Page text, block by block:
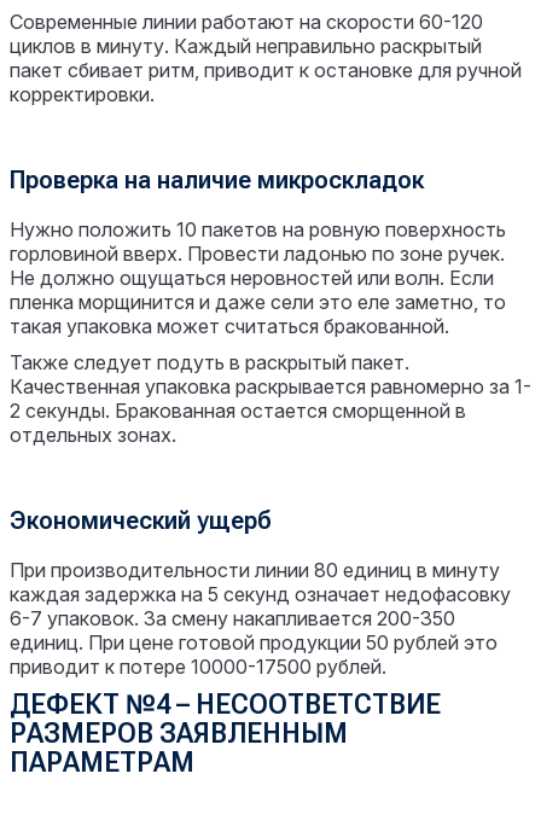
Современные линии работают на скорости 60-120
циклов в минуту. Каждый неправильно раскрытый
пакет сбивает ритм, приводит к остановке для ручной
корректировки.
Проверка на наличие микроскладок
Нужно положить 10 пакетов на ровную поверхность
горловиной вверх. Провести ладонью по зоне ручек.
Не должно ощущаться неровностей или волн. Если
пленка морщинится и даже сели это еле заметно, то
такая упаковка может считаться бракованной.
Также следует подуть в раскрытый пакет.
Качественная упаковка раскрывается равномерно за 1-
2 секунды. Бракованная остается сморщенной в
отдельных зонах.
Экономический ущерб
При производительности линии 80 единиц в минуту
каждая задержка на 5 секунд означает недофасовку
6-7 упаковок. За смену накапливается 200-350
единиц. При цене готовой продукции 50 рублей это
приводит к потере 10000-17500 рублей.
ДЕФЕКТ №4 – НЕСООТВЕТСТВИЕ
РАЗМЕРОВ ЗАЯВЛЕННЫМ
ПАРАМЕТРАМ